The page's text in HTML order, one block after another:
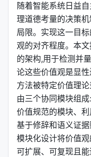
随着智能系统日益
理道德考量的决策
局限。实现这一目
观的对齐程度。本
的架构,用于检测并
论这些价值观是显
方法被特定价值理
由三个协同模块组
价值规范的模块、
基于修辞和语义证
模块化设计将价值
可扩展、可复现且